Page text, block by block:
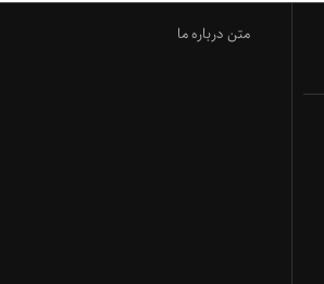
متن درباره ما